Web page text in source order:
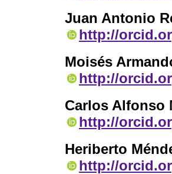
Juan Antonio
http://
Moisés
http://
Carlos Alfonso
http://
Heriberto
http://